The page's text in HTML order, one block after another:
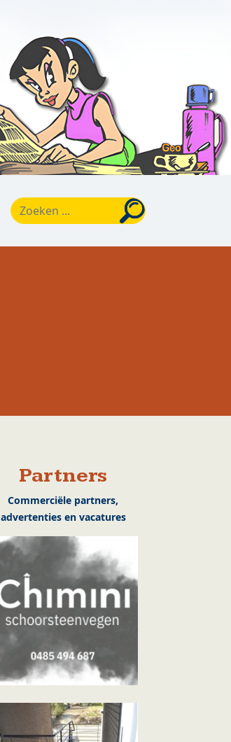
Partners
Commerciële partners,
advertenties en vacatures